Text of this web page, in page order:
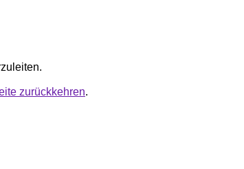
zurückkehren.